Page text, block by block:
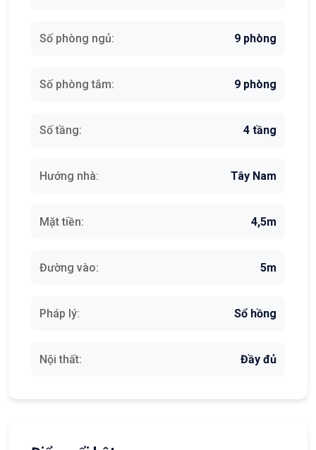
Số phòng ngủ: 9 phòng
Số phòng tắm: 9 phòng
Số tầng: 4 tầng
Hướng nhà: Tây Nam
Mặt tiền: 4,5m
Đường vào: 5m
Pháp lý: Sổ hồng
Nội thất: Đầy đủ